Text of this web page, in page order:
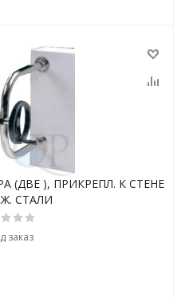
(ДВЕ ), ПРИКРЕПЛ. К СТЕНЕ
СТАЛИ
заказ